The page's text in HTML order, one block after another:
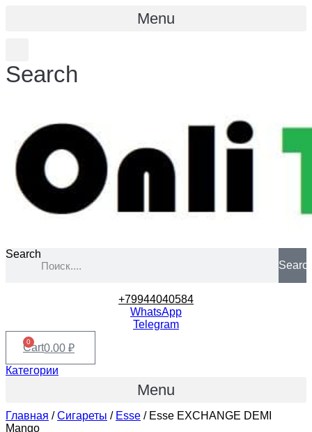
Menu
Search
Search
+79944040584
WhatsApp
Telegram
0.00 ₽
0
Cart
Категории
Menu
Главная /Сигареты / Esse / Esse EXCHANGE DEMI
Mango